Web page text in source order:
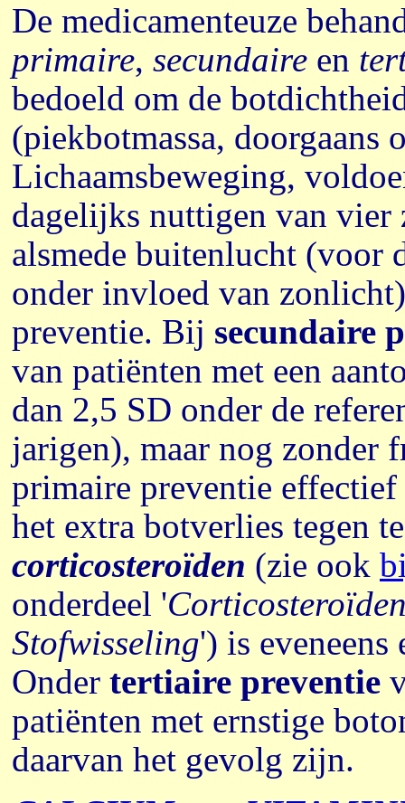
De medicamenteuze
primaire, secundaire en
bedoeld om de
(piekbotmassa, doorgaans
Lichaamsbeweging,
dagelijks nuttigen van vier
alsmede buitenlucht (voor
onder invloed van
preventie. Bij secundaire
van patiënten met een
dan 2,5 SD onder de
jarigen), maar nog zonder
primaire preventie
het extra botverlies tegen
corticosteroïden (zie ook
onderdeel '
Stofwisseling') is
Onder tertiaire preventie
patiënten met ernstige
daarvan het gevolg zijn.